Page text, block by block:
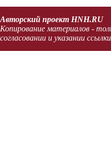
Авторский проект HNH.RU
Копирование материалов -
согласовании и указании